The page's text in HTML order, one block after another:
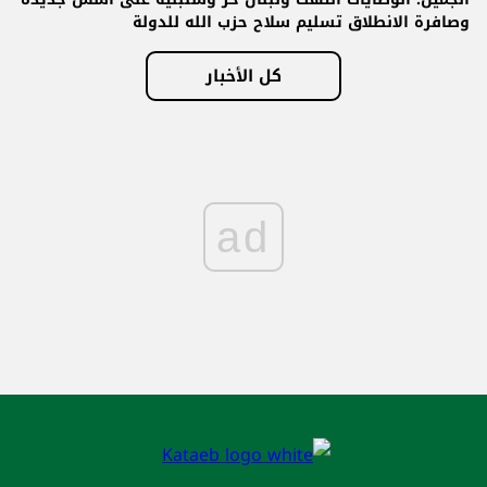
وصافرة الانطلاق تسليم سلاح حزب الله للدولة
كل الأخبار
ad